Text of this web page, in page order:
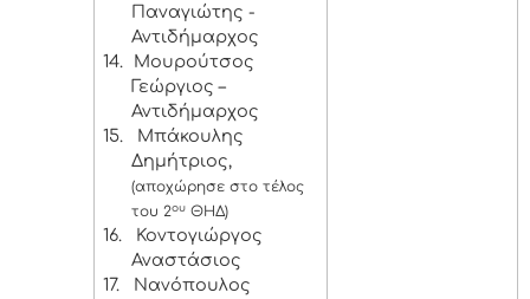
Παναγιώτης -
Αντιδήμαρχος
14.
Μουρούτσος
Γεώργιος –
Αντιδήμαρχος
15.
Μπάκουλης
Δημήτριος,
(αποχώρησε στο τέλος
του 2ουΘΗΔ)
16.
Κοντογιώργος
Αναστάσιος
17.
Νανόπουλος